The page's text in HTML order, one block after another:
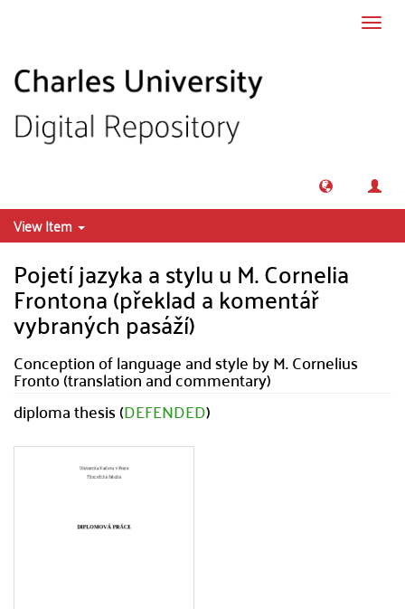
View Item
Pojetí jazyka a stylu u M. Cornelia
Frontona (překlad a komentář
vybraných pasáží)
Conception of language and style by M. Cornelius
Fronto (translation and commentary)
diploma thesis (DEFENDED)